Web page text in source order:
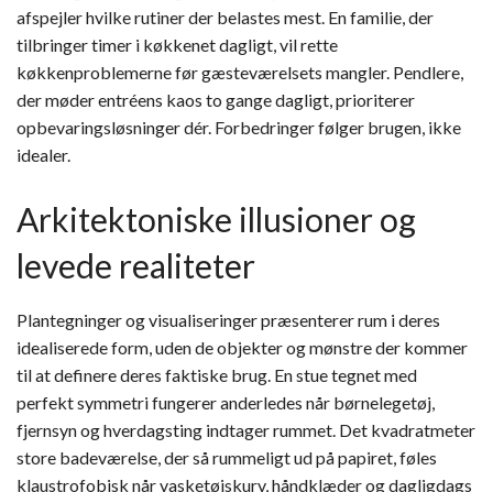
afspejler hvilke rutiner der belastes mest. En familie, der
tilbringer timer i køkkenet dagligt, vil rette
køkkenproblemerne før gæsteværelsets mangler. Pendlere,
der møder entréens kaos to gange dagligt, prioriterer
opbevaringsløsninger dér. Forbedringer følger brugen, ikke
idealer.
Arkitektoniske illusioner og
levede realiteter
Plantegninger og visualiseringer præsenterer rum i deres
idealiserede form, uden de objekter og mønstre der kommer
til at definere deres faktiske brug. En stue tegnet med
perfekt symmetri fungerer anderledes når børnelegetøj,
fjernsyn og hverdagsting indtager rummet. Det kvadratmeter
store badeværelse, der så rummeligt ud på papiret, føles
klaustrofobisk når vasketøjskurv, håndklæder og dagligdags